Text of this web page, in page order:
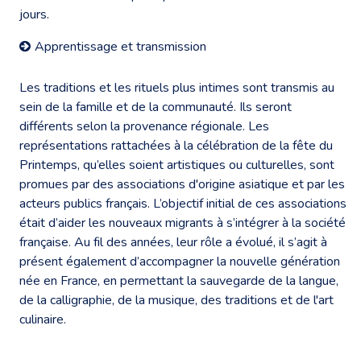
jours.
Apprentissage et transmission
Les traditions et les rituels plus intimes sont transmis au
sein de la famille et de la communauté. Ils seront
différents selon la provenance régionale. Les
représentations rattachées à la célébration de la fête du
Printemps, qu’elles soient artistiques ou culturelles, sont
promues par des associations d'origine asiatique et par les
acteurs publics français. L’objectif initial de ces associations
était d’aider les nouveaux migrants à s’intégrer à la société
française. Au fil des années, leur rôle a évolué, il s’agit à
présent également d’accompagner la nouvelle génération
née en France, en permettant la sauvegarde de la langue,
de la calligraphie, de la musique, des traditions et de l'art
culinaire.